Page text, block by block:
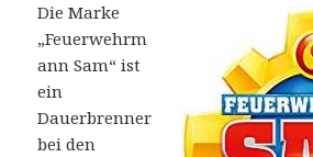
Die Marke
„Feuerwehrm
ann Sam“ ist
ein
Dauerbrenner
bei den